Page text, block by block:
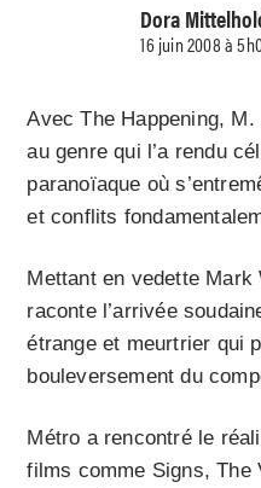
Dora
16 juin 2008 à
Avec The Happe­ning,
au genre qui l’a rendu
paranoïaque où
et conflits
Mettant en vedette Mark
raconte l’arrivée
étrange et meurtrier qui
bouleversement du
Métro a rencontré le
films comme Signs, The